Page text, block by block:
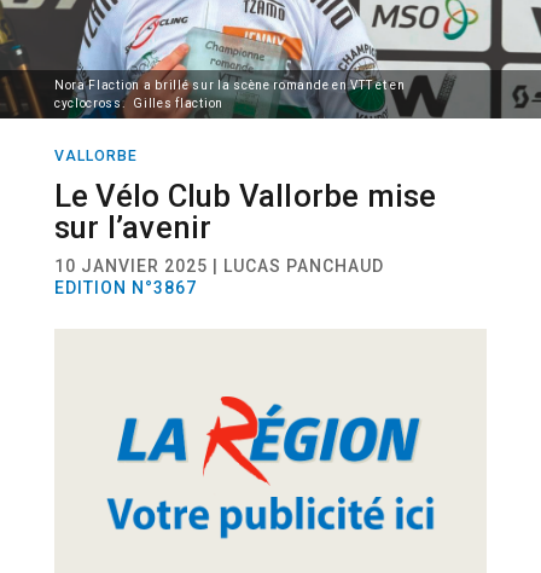
Nora Flaction a brillé sur la scène romande en VTT et en
cyclocross. Gilles flaction
VALLORBE
Le Vélo Club Vallorbe mise
sur l’avenir
10 JANVIER 2025 | LUCAS PANCHAUD
EDITION N°3867